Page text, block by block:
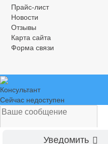
Уведомить
Прайс-лист
Новости
Отзывы
Карта сайта
Форма связи
Консультант
Сейчас недоступен